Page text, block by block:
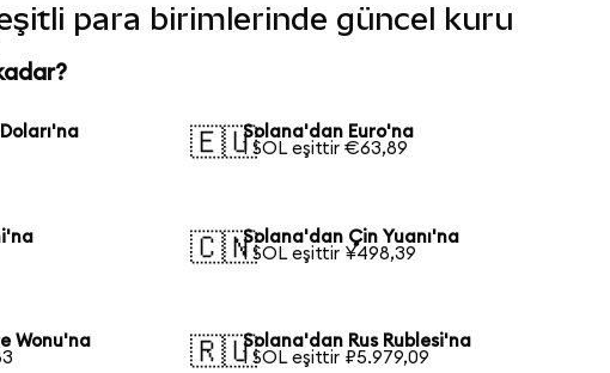
para birimlerinde güncel kuru
🇪🇺Solana'dan Euro'na
1 SOL eşittir €63,89
🇨🇳Solana'dan Çin Yuanı'na
1 SOL eşittir ¥498,39
Wonu'na
🇷🇺Solana'dan Rus Rublesi'na
1 SOL eşittir ₽5.979,09